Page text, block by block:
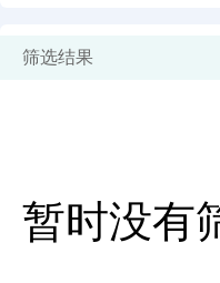
筛选结果
暂时没有